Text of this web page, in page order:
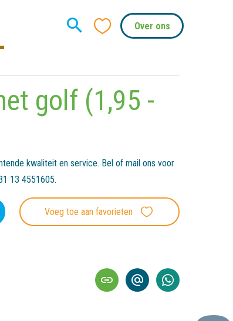
Over ons
golf (1,95 -
kwaliteit en service. Bel of mail ons voor
13 4551605.
Voeg toe aan favorieten